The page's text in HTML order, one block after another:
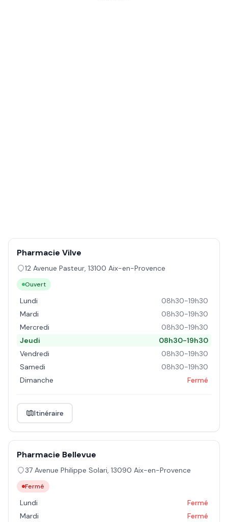
Pharmacie Vilve
12 Avenue Pasteur, 13100 Aix-en-Provence
Ouvert
Lundi
08h30-19h30
Mardi
08h30-19h30
Mercredi
08h30-19h30
Jeudi
08h30-19h30
Vendredi
08h30-19h30
Samedi
08h30-19h30
Dimanche
Fermé
Itinéraire
Pharmacie Bellevue
37 Avenue Philippe Solari, 13090 Aix-en-Provence
Fermé
Lundi
Fermé
Mardi
Fermé